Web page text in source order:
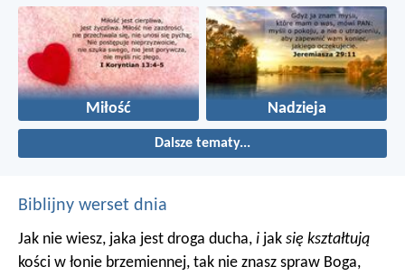
Miłość Nadzieja
Dalsze tematy...
Biblijny werset dnia
Jak nie wiesz, jaka jest droga ducha, i jak się kształtują
kości w łonie brzemiennej, tak nie znasz spraw Boga,